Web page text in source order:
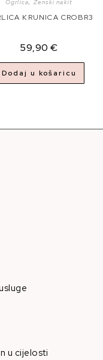
Ogrlica, Ženski nakit
KRUNICA CROBR3
59,90€
Dodaj u košaricu
u cijelosti